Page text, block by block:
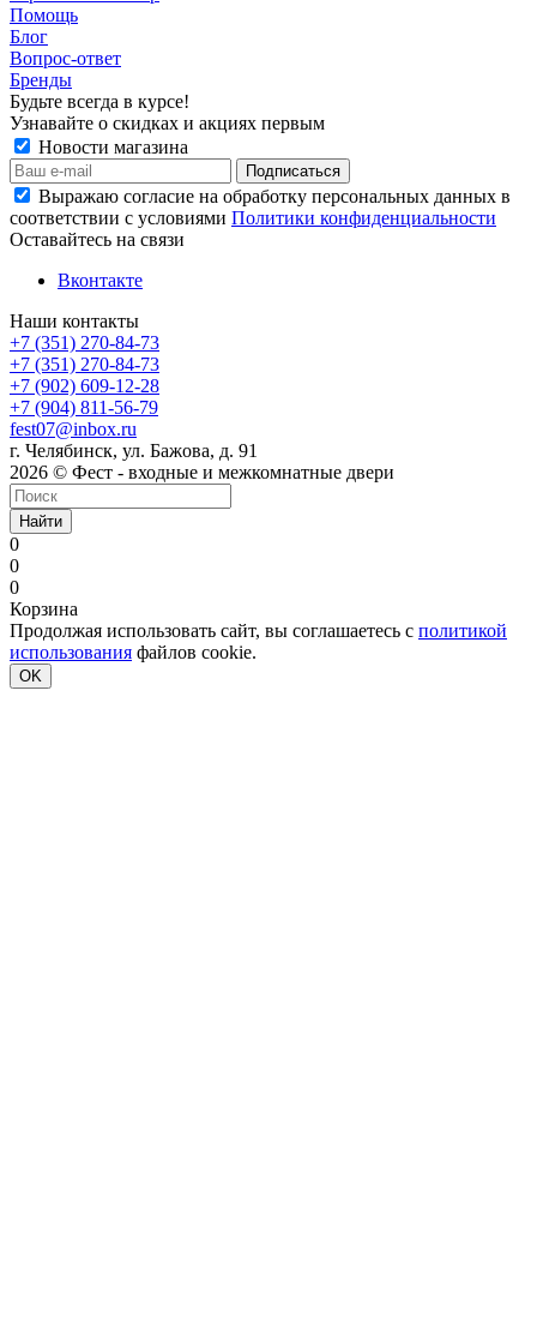
Помощь
Блог
Вопрос-ответ
Бренды
Будьте всегда в курсе!
Узнавайте о скидках и акциях первым
Новости магазина
Выражаю согласие на обработку персональных данных в
соответствии с условиями Политики конфиденциальности
Оставайтесь на связи
Вконтакте
Наши контакты
+7 (351) 270-84-73
+7 (351) 270-84-73
+7 (902) 609-12-28
+7 (904) 811-56-79
fest07@inbox.ru
г. Челябинск, ул. Бажова, д. 91
2026 © Фест - входные и межкомнатные двери
Найти
0
0
0
Корзина
Продолжая использовать сайт, вы соглашаетесь с политикой
использования файлов cookie.
OK